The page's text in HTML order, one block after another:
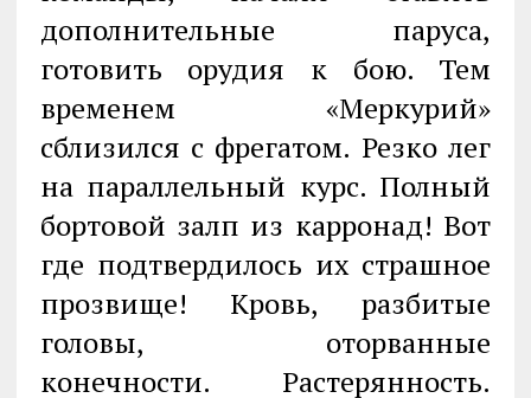
дополнительные паруса,
готовить орудия к бою. Тем
временем «Меркурий»
сблизился с фрегатом. Резко лег
на параллельный курс. Полный
бортовой залп из карронад! Вот
где подтвердилось их страшное
прозвище! Кровь, разбитые
головы, оторванные
конечности. Растерянность.